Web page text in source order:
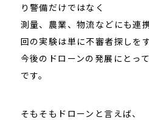
り警備だけではなく
測量、農業、物流などにも連
回の実験は単に不審者探しを
今後のドローンの発展にとっ
です。
そもそもドローンと言えば、